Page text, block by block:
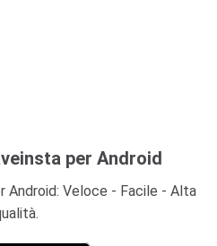
per Android
Android: Veloce - Facile - Alta